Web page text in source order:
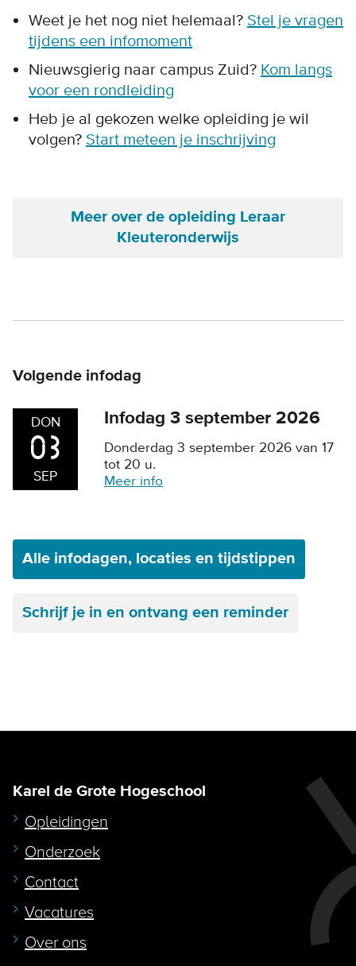
Weet je het nog niet helemaal? Stel je vragen
tijdens een infomoment
Nieuwsgierig naar campus Zuid? Kom langs
voor een rondleiding
Heb je al gekozen welke opleiding je wil
volgen? Start meteen je inschrijving
Meer over de opleiding Leraar
Kleuteronderwijs
Volgende infodag
DON
03
SEP
Infodag 3 september 2026
Donderdag 3 september 2026 van 17
tot 20 u.
Meer info
Alle infodagen, locaties en tijdstippen
Schrijf je in en ontvang een reminder
Karel de Grote Hogeschool
Opleidingen
Onderzoek
Contact
Vacatures
Over ons